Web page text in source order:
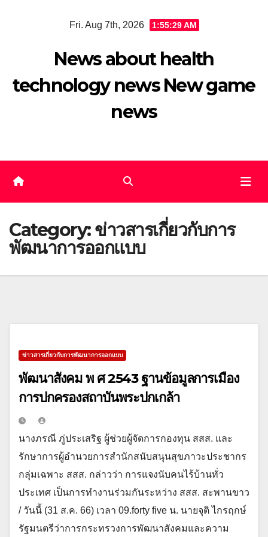
Fri. Aug 7th, 2026 1:55:30 AM
News about health
technology news New game
news
Category:ข่าวสารเกี่ยวกับการ
พัฒนาการออกแบบ
ข่าวสารเกี่ยวกับการพัฒนาการออกแบบ
พัฒนาสังคม พ ศ 2543 ฐานข้อมูลการเมือง
การปกครองสถาบันพระปกเกล้า
นางภรณี ภู่ประเสริฐ ผู้ช่วยผู้จัดการกองทุน สสส. และ
รักษาการผู้อำนวยการสำนักสนับสนุนสุขภาวะประชากร
กลุ่มเฉพาะ สสส. กล่าวว่า การแจงนับคนไร้บ้านทั่ว
ประเทศ เป็นการทำงานร่วมกันระหว่าง สสส. สะพานขาว
/ วันนี้ (31 ส.ค. 66) เวลา 09.forty five น. นายจุติ ไกรฤกษ์
รัฐมนตรีว่าการกระทรวงการพัฒนาสังคมและความ